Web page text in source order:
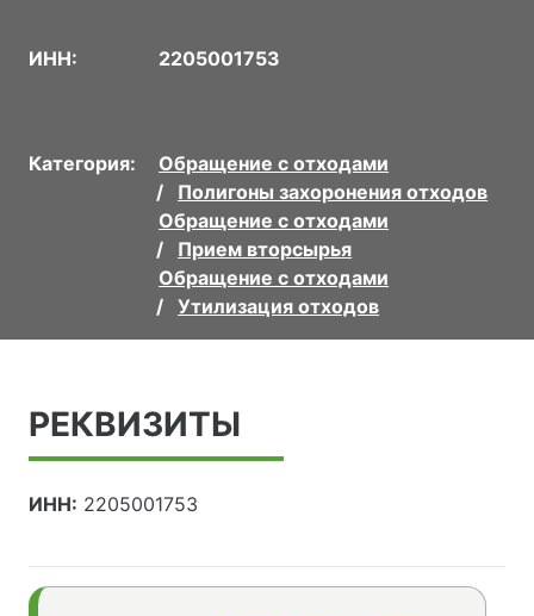
ИНН: 2205001753
Категория:
Обращение с отходами
Полигоны захоронения отходов
Обращение с отходами
Прием вторсырья
Обращение с отходами
Утилизация отходов
РЕКВИЗИТЫ
ИНН: 2205001753